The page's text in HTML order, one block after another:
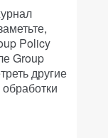
Policy
Group
другие